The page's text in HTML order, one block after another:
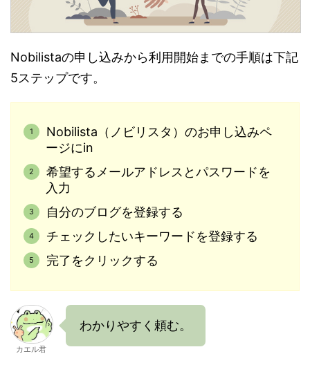
Nobilistaの申し込みから利用開始までの手順は下記
5ステップです。
Nobilista（ノビリスタ）のお申し込みペ
ージにin
希望するメールアドレスとパスワードを
入力
自分のブログを登録する
チェックしたいキーワードを登録する
完了をクリックする
カエル君
わかりやすく頼む。